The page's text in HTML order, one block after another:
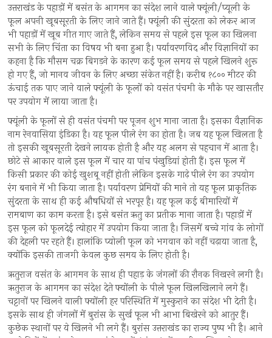
उत्तराखंड के पहाड़ों में बसंत के आगमन का संदेश लाने वाले फ्यूंली/प्यूली के
फूल अपनी खूबसूरती के लिए जाने जाते हैं। फ्यूंली की सुंदरता को लेकर आज
भी पहाड़ों में खूब गीत गाए जाते हैं, लेकिन समय से पहले इस फूल का खिलना
सभी के लिए चिंता का विषय भी बना हुआ है। पर्यावरणविद और विज्ञानियों का
कहना है कि मौसम चक्र बिगड़ने के कारण कई फूल समय से पहले खिलने शुरू
हो गए हैं, जो मानव जीवन के लिए अच्छा संकेत नहीं है। करीब १८०० मीटर की
ऊंचाई तक पाए जाने वाले फ्यूंली के फूलों को वसंत पंचमी के मौके पर खासतौर
पर उपयोग में लाया जाता है।
फ्यूंली के फूलों से ही वसंत पंचमी पर पूजन शुभ माना जाता है। इसका वैज्ञानिक
नाम रेनवासिया इंडिका है। यह फूल पीले रंग का होता है। जब यह फूल खिलता है
तो इसकी खूबसूरती देखने लायक होती है और यह अलग से पहचान में आता है।
छोटे से आकार वाले इस फूल में चार या पांच पंखुड़ियां होती हैं। इस फूल में
किसी प्रकार की कोई खुशबू नहीं होती लेकिन इसके गाढ़े पीले रंग का उपयोग
रंग बनाने में भी किया जाता है। पर्यावरण प्रेमियों की माने तो यह फूल प्राकृतिक
सुंदरता के साथ ही कई औषधियों से भरपूर है। यह फूल कई बीमारियों में
रामबाण का काम करता है। इसे बसंत ऋतु का प्रतीक माना जाता है। पहाड़ों में
इस फूल को फूलदेई त्योहार में उपयोग किया जाता है। जिसमें बच्चे गांव के लोगों
की देहली पर रहते हैं। हालांकि प्योली फूल को भगवान को नहीं चढ़ाया जाता है,
क्योंकि इसकी ताजगी केवल कुछ समय के लिए होती है।
ऋतुराज वसंत के आगमन के साथ ही पहाड़ के जंगलों की रौनक निखरने लगी है।
ऋतुराज के आगमन का संदेश देते फ्योंली के पीले फूल खिलखिलाने लगे हैं।
चट्टानों पर खिलने वाली फ्योंली हर परिस्थिति में मुस्कुराने का संदेश भी देती है।
इसके साथ ही जंगलों में बुरांस के सुर्ख फूल भी आभा बिखेरने को आतुर हैं।
कुछेक स्थानों पर ये खिलने भी लगे हैं। बुरांस उत्तराखंड का राज्य पुष्प भी है। आने